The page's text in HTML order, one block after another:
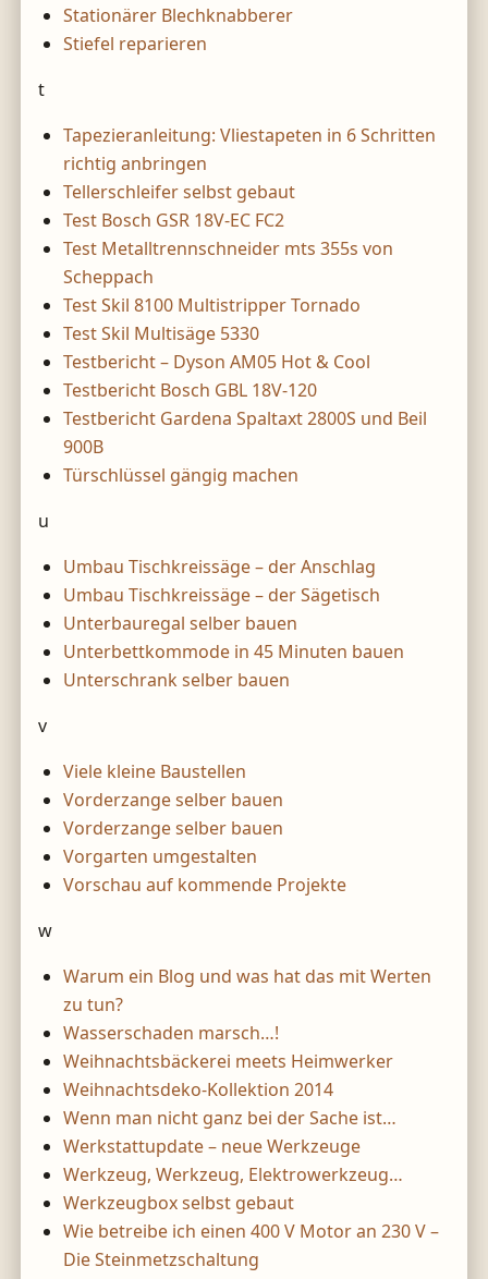
Stationärer Blechknabberer
Stiefel reparieren
t
Tapezieranleitung: Vliestapeten in 6 Schritten
richtig anbringen
Tellerschleifer selbst gebaut
Test Bosch GSR 18V-EC FC2
Test Metalltrennschneider mts 355s von
Scheppach
Test Skil 8100 Multistripper Tornado
Test Skil Multisäge 5330
Testbericht – Dyson AM05 Hot & Cool
Testbericht Bosch GBL 18V-120
Testbericht Gardena Spaltaxt 2800S und Beil
900B
Türschlüssel gängig machen
u
Umbau Tischkreissäge – der Anschlag
Umbau Tischkreissäge – der Sägetisch
Unterbauregal selber bauen
Unterbettkommode in 45 Minuten bauen
Unterschrank selber bauen
v
Viele kleine Baustellen
Vorderzange selber bauen
Vorderzange selber bauen
Vorgarten umgestalten
Vorschau auf kommende Projekte
w
Warum ein Blog und was hat das mit Werten
zu tun?
Wasserschaden marsch…!
Weihnachtsbäckerei meets Heimwerker
Weihnachtsdeko-Kollektion 2014
Wenn man nicht ganz bei der Sache ist…
Werkstattupdate – neue Werkzeuge
Werkzeug, Werkzeug, Elektrowerkzeug…
Werkzeugbox selbst gebaut
Wie betreibe ich einen 400 V Motor an 230 V –
Die Steinmetzschaltung